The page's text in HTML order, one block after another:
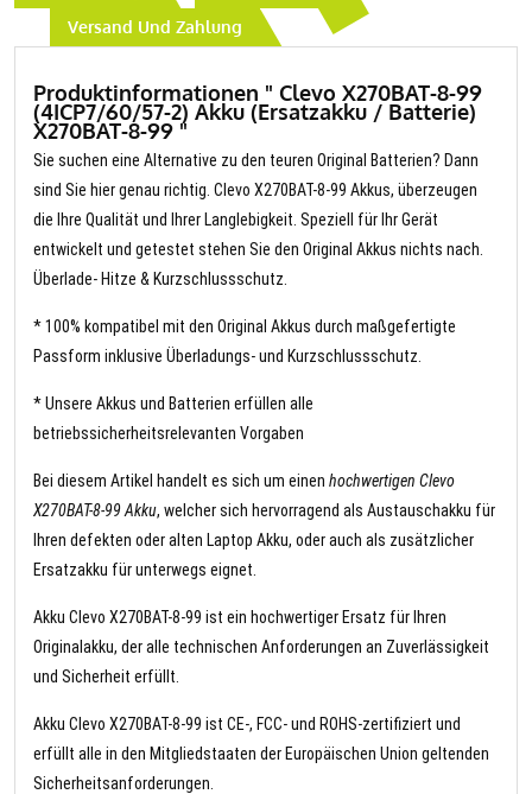
Versand Und Zahlung
Produktinformationen " Clevo X270BAT-8-99
(4ICP7/60/57-2) Akku (Ersatzakku / Batterie)
X270BAT-8-99 "
Sie suchen eine Alternative zu den teuren Original Batterien? Dann
sind Sie hier genau richtig. Clevo X270BAT-8-99 Akkus, überzeugen
die Ihre Qualität und Ihrer Langlebigkeit. Speziell für Ihr Gerät
entwickelt und getestet stehen Sie den Original Akkus nichts nach.
Überlade- Hitze & Kurzschlussschutz.
* 100% kompatibel mit den Original Akkus durch maßgefertigte
Passform inklusive Überladungs- und Kurzschlussschutz.
* Unsere Akkus und Batterien erfüllen alle
betriebssicherheitsrelevanten Vorgaben
Bei diesem Artikel handelt es sich um einen hochwertigen Clevo
X270BAT-8-99 Akku, welcher sich hervorragend als Austauschakku für
Ihren defekten oder alten Laptop Akku, oder auch als zusätzlicher
Ersatzakku für unterwegs eignet.
Akku Clevo X270BAT-8-99 ist ein hochwertiger Ersatz für Ihren
Originalakku, der alle technischen Anforderungen an Zuverlässigkeit
und Sicherheit erfüllt.
Akku Clevo X270BAT-8-99 ist CE-, FCC- und ROHS-zertifiziert und
erfüllt alle in den Mitgliedstaaten der Europäischen Union geltenden
Sicherheitsanforderungen.